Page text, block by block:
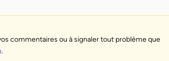
commentaires ou à signaler tout problème que
.